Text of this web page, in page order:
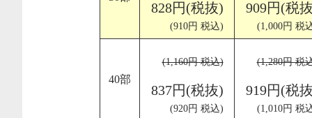
828円(税抜)
(910円 税込)
909円(税
(1,000円 税
40部
(1,160円 税込)
837円(税抜)
(920円 税込)
(1,280円 税
919円(税
(1,010円 税